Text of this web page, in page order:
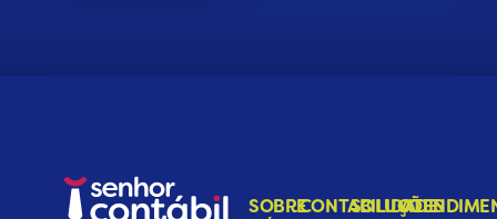
SOBRECONTABILIDADE
SOLUÇÕES